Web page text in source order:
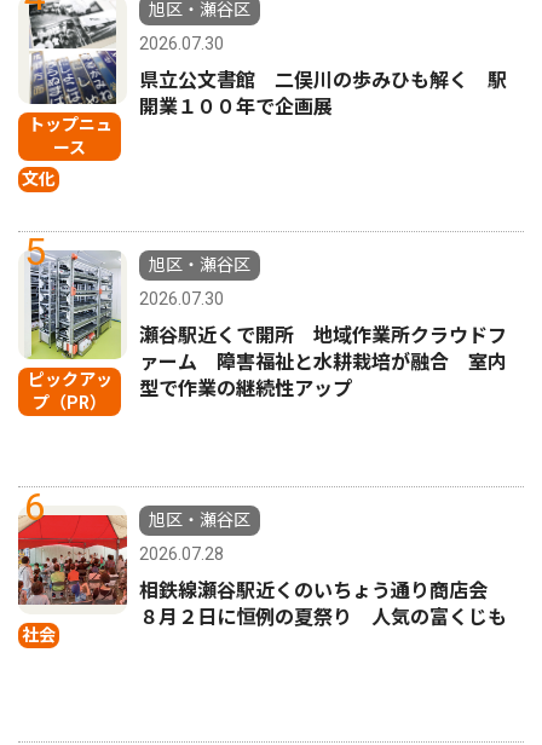
トップニュ
ース
文化
旭区・瀬谷区
2026.07.30
県立公文書館 二俣川の歩みひも解く 駅
開業１００年で企画展
5
ピックアッ
プ（PR）
旭区・瀬谷区
2026.07.30
瀬谷駅近くで開所 地域作業所クラウドフ
ァーム 障害福祉と水耕栽培が融合 室内
型で作業の継続性アップ
6
社会
旭区・瀬谷区
2026.07.28
相鉄線瀬谷駅近くのいちょう通り商店会
８月２日に恒例の夏祭り 人気の富くじも